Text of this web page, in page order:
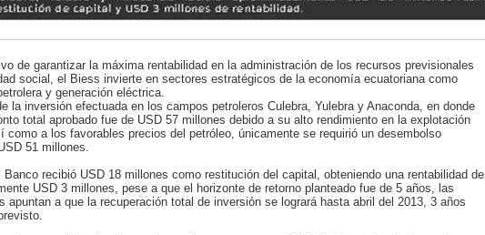
de garantizar la máxima rentabilidad en la administración de los recursos previsionales
social, el Biess invierte en sectores estratégicos de la economía ecuatoriana como
y generación eléctrica.
la inversión efectuada en los campos petroleros Culebra, Yulebra y Anaconda, en donde
total aprobado fue de USD 57 millones debido a su alto rendimiento en la explotación
como a los favorables precios del petróleo, únicamente se requirió un desembolso
51 millones.
Banco recibió USD 18 millones como restitución del capital, obteniendo una rentabilidad de
USD 3 millones, pese a que el horizonte de retorno planteado fue de 5 años, las
apuntan a que la recuperación total de inversión se logrará hasta abril del 2013, 3 años